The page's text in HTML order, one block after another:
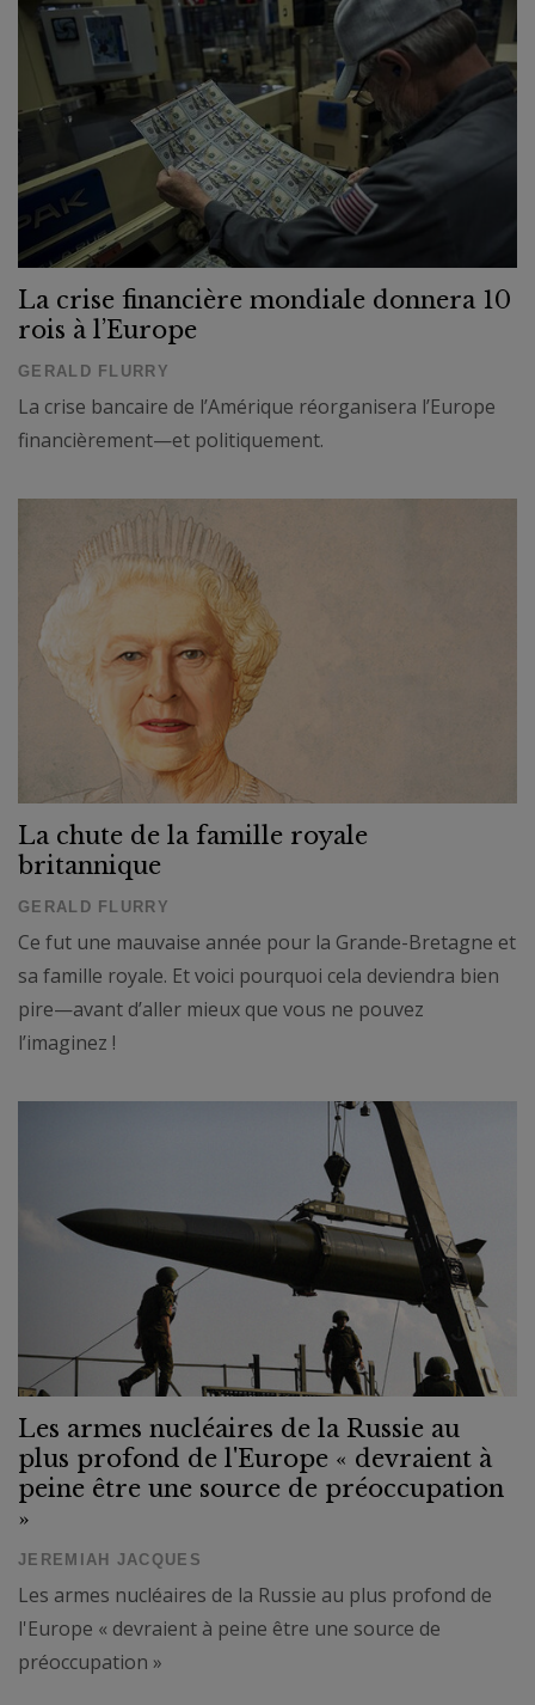
La crise financière mondiale donnera 10
rois à l’Europe
GERALD FLURRY
La crise bancaire de l’Amérique réorganisera l’Europe
financièrement—et politiquement.
La chute de la famille royale
britannique
GERALD FLURRY
Ce fut une mauvaise année pour la Grande-Bretagne et
sa famille royale. Et voici pourquoi cela deviendra bien
pire—avant d’aller mieux que vous ne pouvez
l’imaginez !
Les armes nucléaires de la Russie au
plus profond de l'Europe « devraient à
peine être une source de préoccupation
»
JEREMIAH JACQUES
Les armes nucléaires de la Russie au plus profond de
l'Europe « devraient à peine être une source de
préoccupation »